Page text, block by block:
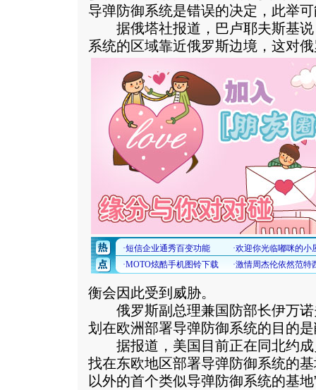
导弹防御系统是错误的决定，此举
据俄塔社报道，巴卢耶夫斯基说
系统的区域靠近俄罗斯边境，这对
衡会因此受到威胁。
俄罗斯副总理兼国防部长伊万诺
划在欧洲部署导弹防御系统的目的
据报道，美国目前正在同北约成
找在东欧地区部署导弹防御系统的
以外的首个类似导弹防御系统的基